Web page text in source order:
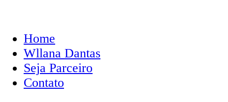
Home
Wllana Dantas
Seja Parceiro
Contato